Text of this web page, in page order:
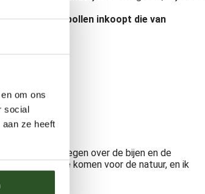
om ons
social
ze heeft
alleen bloembollen inkoopt die van
veel meegekregen over de bijen en de
om op te komen voor de natuur, en ik